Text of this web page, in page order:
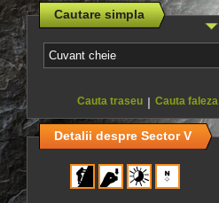
Cautare simpla
Cauta faleza
|
Cauta traseu
Detalii despre Sector V